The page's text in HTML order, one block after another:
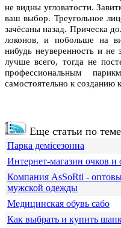
не видны угловатости.
ваш выбор. Треугольное
зачёсаны назад. Прическа
локонов, и побольше на
нибудь неуверенность и не
лучше всего, тогда не
профессиональным
самостоятельно к созданию
Еще статьи по теме
Парка демісезонна
Интернет-магазин очков и
Компания АsSoRti -
мужской одежды
Медицинская обувь сабо
Как выбрать и купить